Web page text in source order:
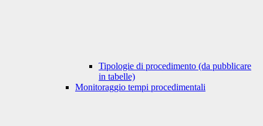
Tipologie di procedimento (da pubblicare
in tabelle)
Monitoraggio tempi procedimentali